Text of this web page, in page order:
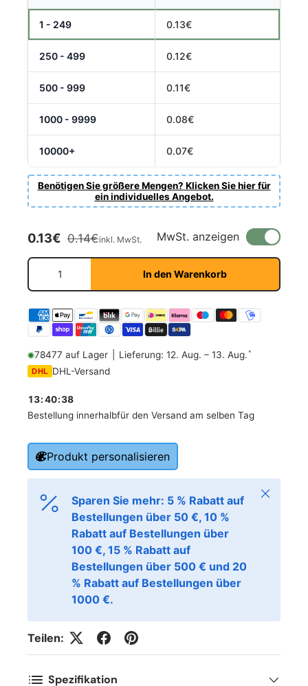
1 - 249 0.13€
250 - 499 0.12€
500 - 999 0.11€
1000 - 9999 0.08€
10000+ 0.07€
Benötigen Sie größere Mengen? Klicken Sie hier für
ein individuelles Angebot.
Verkaufspreis
0.13€ Normaler Preis
0.14€inkl. MwSt. MwSt. anzeigen
Anzahl
In den Warenkorb
78477 auf Lager Lieferung: 12. Aug. – 13. Aug.*
DHL DHL-Versand
Bestellung innerhalb
13:40:38
für den Versand am selben Tag
Produkt personalisieren
Sparen Sie mehr: 5 % Rabatt auf
Bestellungen über 50 €, 10 %
Rabatt auf Bestellungen über
100 €, 15 % Rabatt auf
Bestellungen über 500 € und 20
% Rabatt auf Bestellungen über
1000 €.
Schließen
Teilen:
Spezifikation